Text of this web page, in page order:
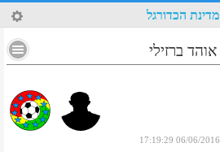
78 מדינת הכדורגל
אוהד ברזילי
06/06/2016 17:19:29